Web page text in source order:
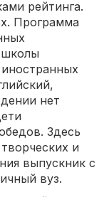
рейтинга.
Программа
школы
нет
Здесь
и
выпускник с
вуз.